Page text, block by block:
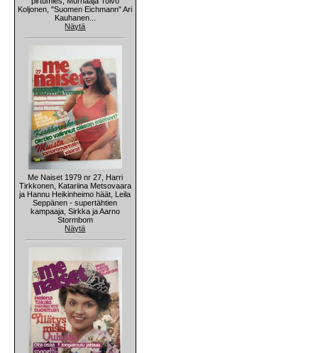
Koljonen, "Suomen Eichmann" Ari
Kauhanen...
Näytä
Me Naiset 1979 nr 27, Harri
Tirkkonen, Katariina Metsovaara
ja Hannu Heikinheimo häät, Leila
Seppänen - supertähtien
kampaaja, Sirkka ja Aarno
Stormbom
Näytä